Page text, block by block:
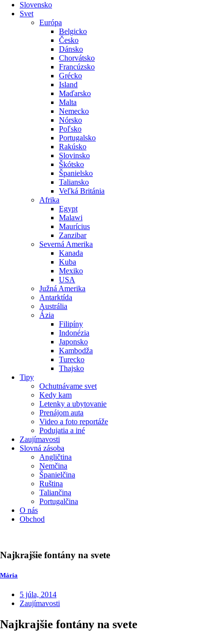
Slovensko
Svet
Európa
Belgicko
Česko
Dánsko
Chorvátsko
Francúzsko
Grécko
Island
Maďarsko
Malta
Nemecko
Nórsko
Poľsko
Portugalsko
Rakúsko
Slovinsko
Škótsko
Španielsko
Taliansko
Veľká Británia
Afrika
Egypt
Malawi
Maurícius
Zanzibar
Severná Amerika
Kanada
Kuba
Mexiko
USA
Južná Amerika
Antarktída
Austrália
Ázia
Filipíny
Indonézia
Japonsko
Kambodža
Turecko
Thajsko
Tipy
Ochutnávame svet
Kedy kam
Letenky a ubytovanie
Prenájom auta
Video a foto reportáže
Podujatia a iné
Zaujímavosti
Slovná zásoba
Angličtina
Nemčina
Španielčina
Ruština
Taliančina
Portugalčina
O nás
Obchod
Najkrajšie fontány na svete
Mária
5 júla, 2014
Zaujímavosti
Najkrajšie fontány na svete